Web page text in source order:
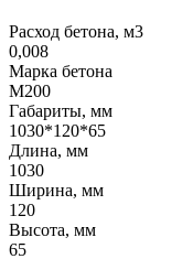
Расход бетона, м3
0,008
Марка бетона
М200
Габариты, мм
1030*120*65
Длина, мм
1030
Ширина, мм
120
Высота, мм
65